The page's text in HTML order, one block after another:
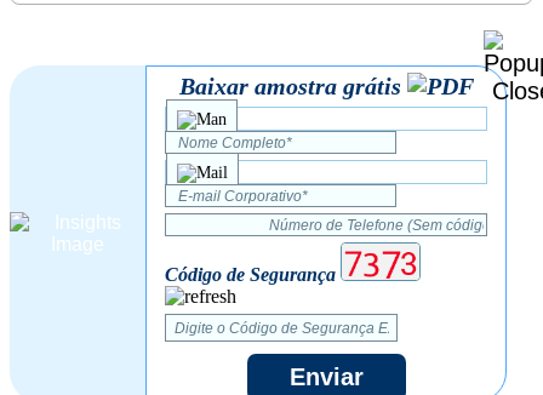
Baixar amostra grátis
Código de Segurança
Enviar